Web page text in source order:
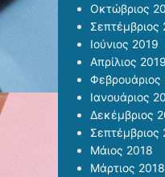
Οκτώβριος
Σεπτέμβριος
Ιούνιος 2019
Απρίλιος 2019
Φεβρουάριος
Ιανουάριος
Δεκέμβριος
Σεπτέμβριος
Μάιος 2018
Μάρτιος 2018